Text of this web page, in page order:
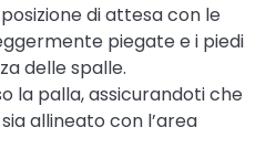
posizione di attesa con le
piegate e i piedi
delle spalle.
la palla, assicurandoti che
allineato con l’area